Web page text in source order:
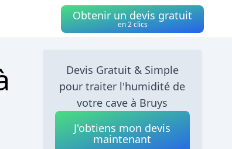
Obtenir un devis gratuit
en 2 clics
Devis Gratuit & Simple
pour traiter l'humidité de
votre cave à Bruys
J'obtiens mon devis
maintenant